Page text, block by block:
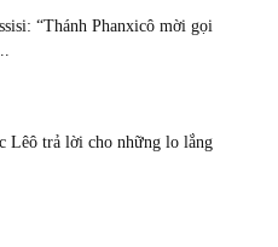
“Thánh Phanxicô mời gọi
Lêô trả lời cho những lo lắng